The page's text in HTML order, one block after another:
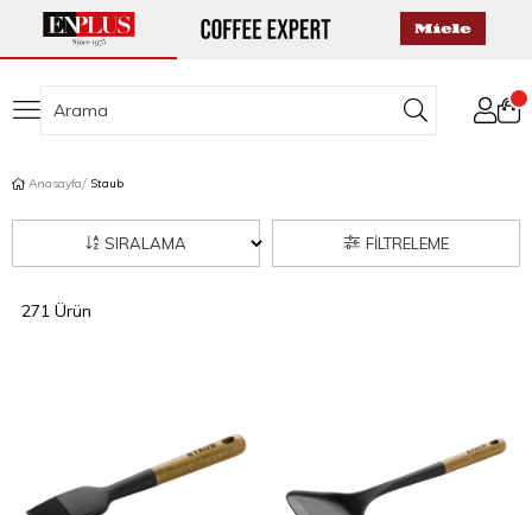
Anasayfa Staub
FILTRELEME
SIRALAMA
271 Ürün